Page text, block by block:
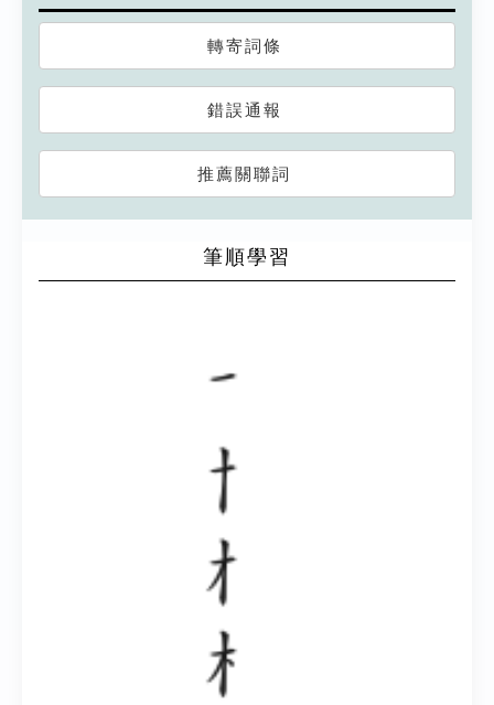
轉寄詞條
錯誤通報
推薦關聯詞
筆順學習